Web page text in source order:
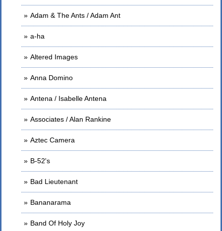
Adam & The Ants / Adam Ant
a-ha
Altered Images
Anna Domino
Antena / Isabelle Antena
Associates / Alan Rankine
Aztec Camera
B-52's
Bad Lieutenant
Bananarama
Band Of Holy Joy